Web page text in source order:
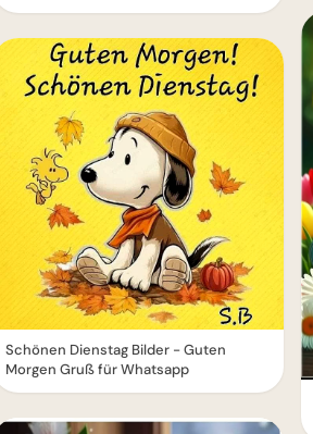
Schönen Dienstag Bilder - Guten
Morgen Gruß für Whatsapp